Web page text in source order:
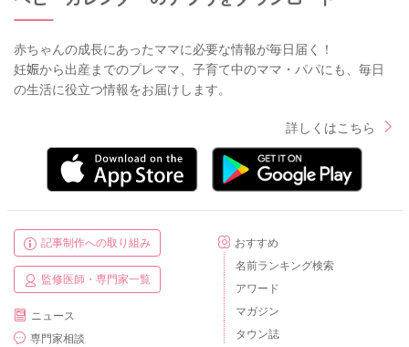
赤ちゃんの成長にあったママに必要な情報が毎日届く！
妊娠から出産までのプレママ、子育て中のママ・パパにも、毎日
の生活に役立つ情報をお届けします。
詳しくはこちら
記事制作への取り組み
監修医師・専門家一覧
ニュース
専門家相談
おすすめ
名前ランキング検索
アワード
マガジン
タウン誌